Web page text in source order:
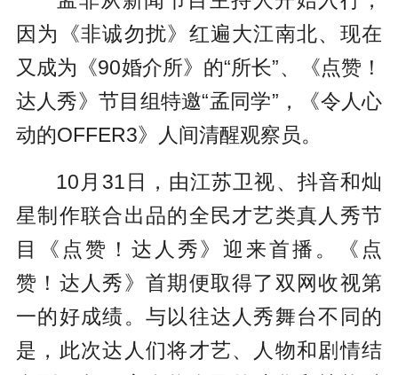
因为《非诚勿扰》红遍大江南北、现在
又成为《90婚介所》的“所长”、《点赞！
达人秀》节目组特邀“孟同学”，《令人心
动的OFFER3》人间清醒观察员。
10月31日，由江苏卫视、抖音和灿
星制作联合出品的全民才艺类真人秀节
目《点赞！达人秀》迎来首播。《点
赞！达人秀》首期便取得了双网收视第
一的好成绩。与以往达人秀舞台不同的
是，此次达人们将才艺、人物和剧情结